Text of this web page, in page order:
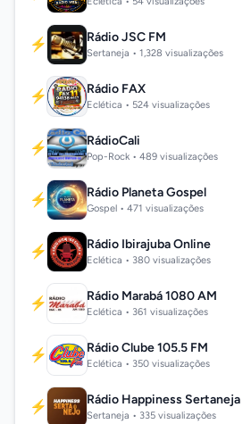
⚡ Rádio JSC FM
Sertaneja • 1,328 visualizações
⚡ Rádio FAX
Eclética • 524 visualizações
⚡ RádioCali
Pop-Rock • 489 visualizações
⚡ Rádio Planeta Gospel
Gospel • 471 visualizações
⚡ Rádio Ibirajuba Online
Eclética • 380 visualizações
⚡ Rádio Marabá 1080 AM
Eclética • 361 visualizações
⚡ Rádio Clube 105.5 FM
Eclética • 350 visualizações
⚡ Rádio Happiness Sertaneja
Sertaneja • 335 visualizações